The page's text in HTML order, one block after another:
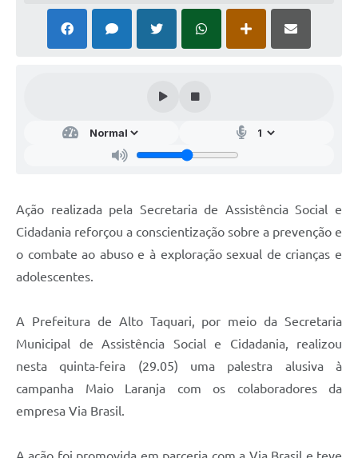
Ação realizada pela Secretaria de Assistência Social e
Cidadania reforçou a conscientização sobre a prevenção e
o combate ao abuso e à exploração sexual de crianças e
adolescentes.
A Prefeitura de Alto Taquari, por meio da Secretaria
Municipal de Assistência Social e Cidadania, realizou
nesta quinta-feira (29.05) uma palestra alusiva à
campanha Maio Laranja com os colaboradores da
empresa Via Brasil.